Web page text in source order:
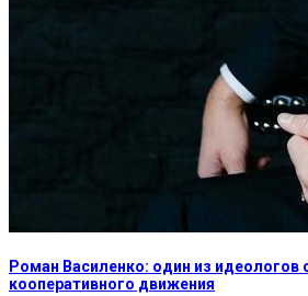
Роман Василенко: один из идеологов
кооперативного движения